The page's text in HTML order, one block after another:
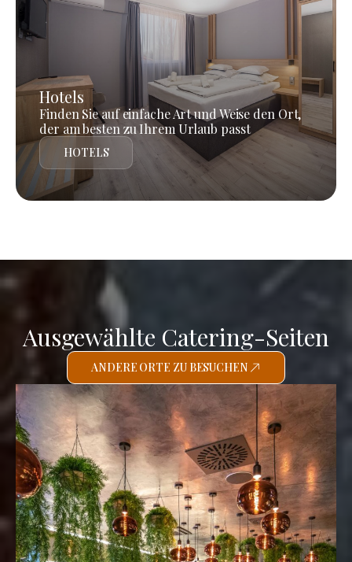
Hotels
Finden Sie auf einfache Art und Weise den Ort,
der am besten zu Ihrem Urlaub passt
HOTELS
Ausgewählte Catering-Seiten
ANDERE ORTE ZU BESUCHEN